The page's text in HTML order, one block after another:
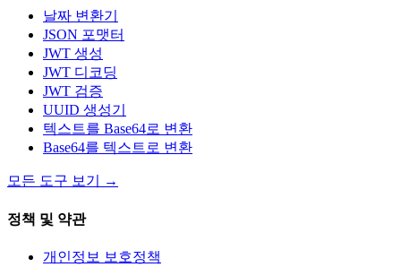
날짜 변환기
JSON 포맷터
JWT 생성
JWT 디코딩
JWT 검증
UUID 생성기
텍스트를 Base64로 변환
Base64를 텍스트로 변환
모든 도구 보기 →
정책 및 약관
개인정보 보호정책